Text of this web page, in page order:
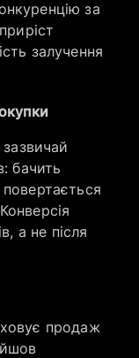
за
залучення
зазвичай
бачить
а не після
продаж